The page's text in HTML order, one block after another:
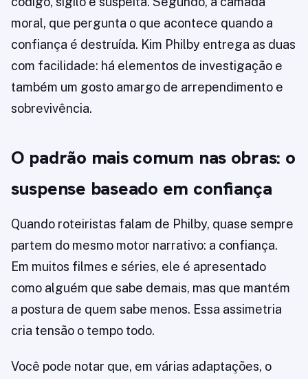
moral, que pergunta o que acontece quando a
confiança é destruída. Kim Philby entrega as duas
com facilidade: há elementos de investigação e
também um gosto amargo de arrependimento e
sobrevivência.
O padrão mais comum nas obras: o
suspense baseado em confiança
Quando roteiristas falam de Philby, quase sempre
partem do mesmo motor narrativo: a confiança.
Em muitos filmes e séries, ele é apresentado
como alguém que sabe demais, mas que mantém
a postura de quem sabe menos. Essa assimetria
cria tensão o tempo todo.
Você pode notar que, em várias adaptações, o